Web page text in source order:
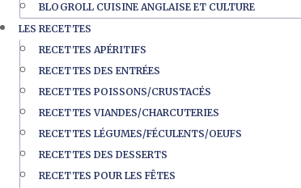
BLOGROLL CUISINE ANGLAISE ET CULTURE
LES RECETTES
RECETTES APÉRITIFS
RECETTES DES ENTRÉES
RECETTES POISSONS/CRUSTACÉS
RECETTES VIANDES/CHARCUTERIES
RECETTES LÉGUMES/FÉCULENTS/OEUFS
RECETTES DES DESSERTS
RECETTES POUR LES FÊTES